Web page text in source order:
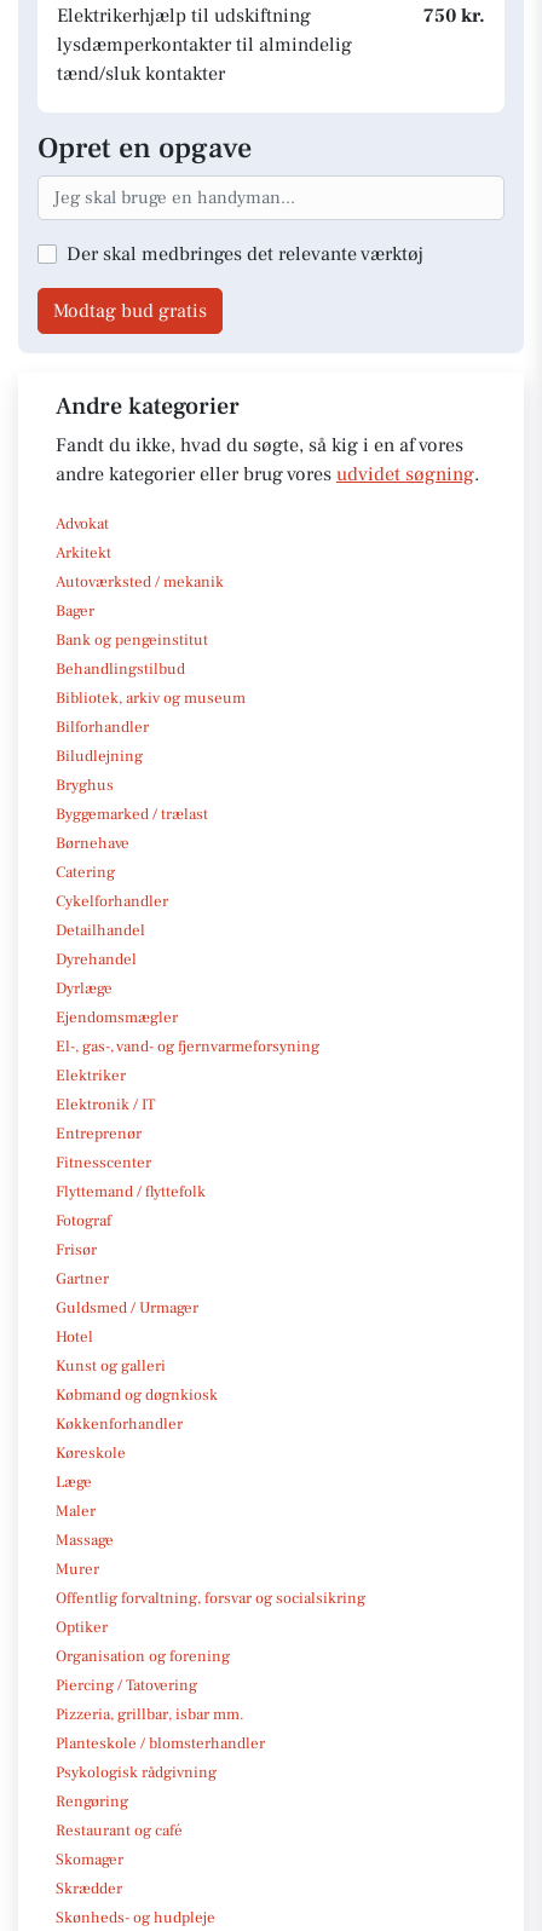
Elektrikerhjælp til udskiftning
lysdæmperkontakter til almindelig
tænd/sluk kontakter
750 kr.
Opret en opgave
Der skal medbringes det relevante værktøj
Modtag bud gratis
Andre kategorier
Fandt du ikke, hvad du søgte, så kig i en af vores
andre kategorier eller brug vores udvidet søgning.
Advokat
Arkitekt
Autoværksted / mekanik
Bager
Bank og pengeinstitut
Behandlingstilbud
Bibliotek, arkiv og museum
Bilforhandler
Biludlejning
Bryghus
Byggemarked / trælast
Børnehave
Catering
Cykelforhandler
Detailhandel
Dyrehandel
Dyrlæge
Ejendomsmægler
El-, gas-, vand- og fjernvarmeforsyning
Elektriker
Elektronik / IT
Entreprenør
Fitnesscenter
Flyttemand / flyttefolk
Fotograf
Frisør
Gartner
Guldsmed / Urmager
Hotel
Kunst og galleri
Købmand og døgnkiosk
Køkkenforhandler
Køreskole
Læge
Maler
Massage
Murer
Offentlig forvaltning, forsvar og socialsikring
Optiker
Organisation og forening
Piercing / Tatovering
Pizzeria, grillbar, isbar mm.
Planteskole / blomsterhandler
Psykologisk rådgivning
Rengøring
Restaurant og café
Skomager
Skrædder
Skønheds- og hudpleje